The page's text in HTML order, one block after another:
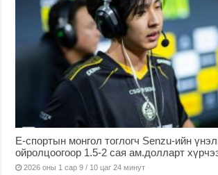
Е-спортын монгол тоглогч Senzu-ийн
ойролцоогоор 1.5-2 сая ам.долларт
2026 оны 1 сар 9 / 10 цаг 24 минут